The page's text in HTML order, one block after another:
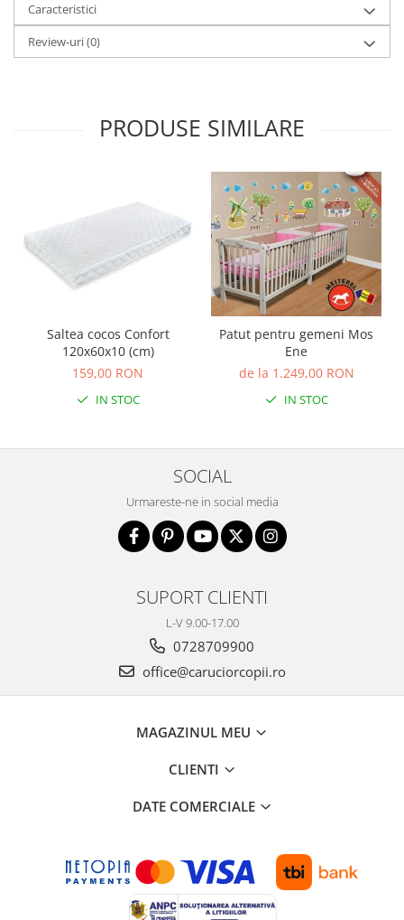
Caracteristici
Review-uri(0)
PRODUSE SIMILARE
Saltea cocos Confort
120x60x10 (cm)
159,00 RON
IN STOC
Patut pentru gemeni Mos
Ene
de la 1.249,00 RON
IN STOC
SOCIAL
Urmareste-ne in social media
SUPORT CLIENTI
L-V 9.00-17.00
0728709900
office@caruciorcopii.ro
MAGAZINUL MEU
CLIENTI
DATE COMERCIALE